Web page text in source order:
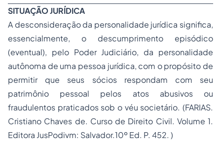
SITUAÇÃO JURÍDICA
A desconsideração da personalidade jurídica significa,
essencialmente, o descumprimento episódico
(eventual), pelo Poder Judiciário, da personalidade
autônoma de uma pessoa jurídica, com o propósito de
permitir que seus sócios respondam com seu
patrimônio pessoal pelos atos abusivos ou
fraudulentos praticados sob o véu societário. (FARIAS.
Cristiano Chaves de. Curso de Direito Civil. Volume 1.
Editora JusPodivm: Salvador.10º Ed. P. 452. )